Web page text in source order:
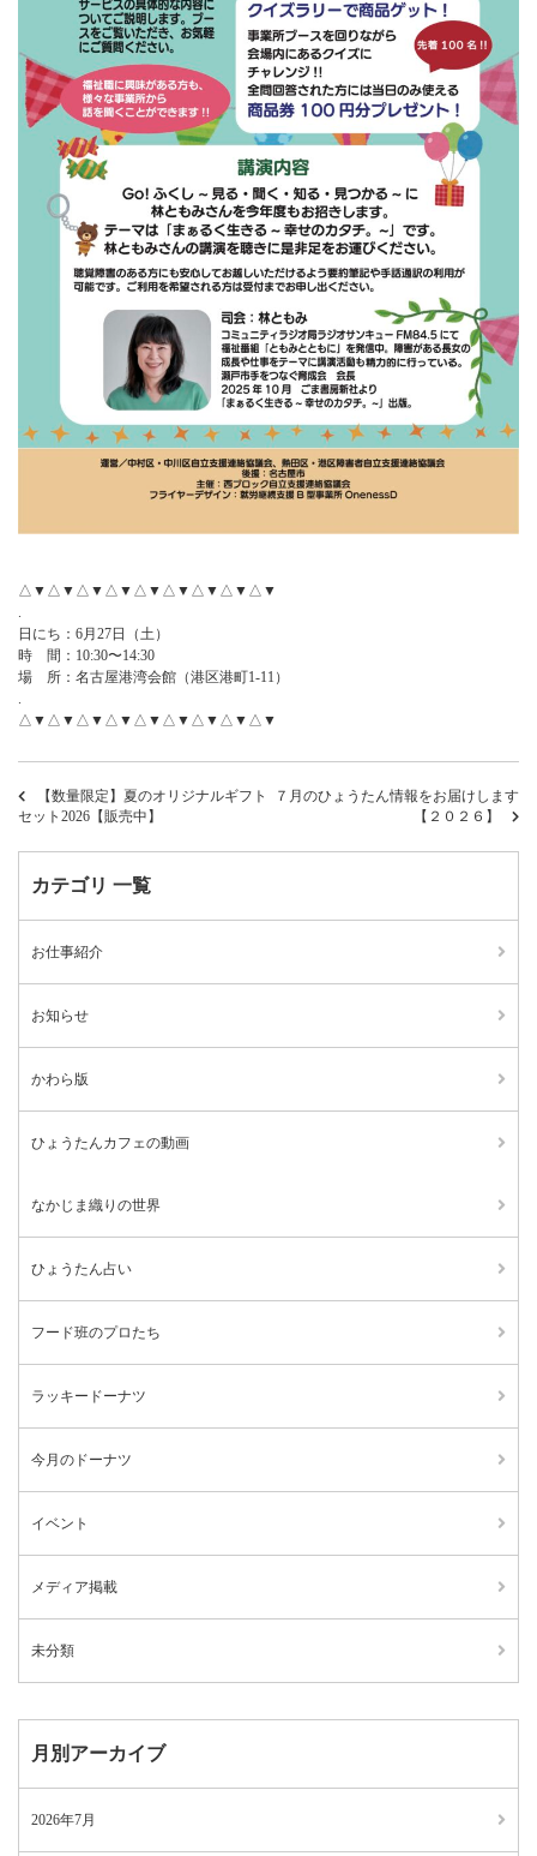
△▼△▼△▼△▼△▼△▼△▼△▼△▼
.
日にち：6月27日（土）
時 間：10:30〜14:30
場 所：名古屋港湾会館（港区港町1-11）
.
△▼△▼△▼△▼△▼△▼△▼△▼△▼
【数量限定】夏のオリジナルギフト
セット2026【販売中】
７月のひょうたん情報をお届けします
【２０２６】
カテゴリ 一覧
お仕事紹介
お知らせ
かわら版
ひょうたんカフェの動画
なかじま織りの世界
ひょうたん占い
フード班のプロたち
ラッキードーナツ
今月のドーナツ
イベント
メディア掲載
未分類
月別アーカイブ
2026年7月